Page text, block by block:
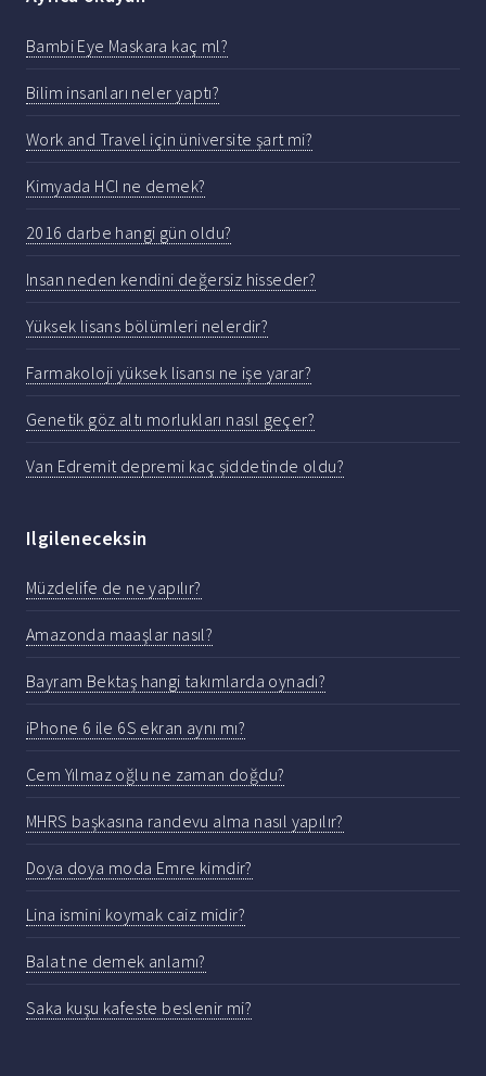
Bambi Eye Maskara kaç ml?
Bilim insanları neler yaptı?
Work and Travel için üniversite şart mi?
Kimyada HCI ne demek?
2016 darbe hangi gün oldu?
Insan neden kendini değersiz hisseder?
Yüksek lisans bölümleri nelerdir?
Farmakoloji yüksek lisansı ne işe yarar?
Genetik göz altı morlukları nasıl geçer?
Van Edremit depremi kaç şiddetinde oldu?
Ilgileneceksin
Müzdelife de ne yapılır?
Amazonda maaşlar nasıl?
Bayram Bektaş hangi takımlarda oynadı?
iPhone 6 ile 6S ekran aynı mı?
Cem Yılmaz oğlu ne zaman doğdu?
MHRS başkasına randevu alma nasıl yapılır?
Doya doya moda Emre kimdir?
Lina ismini koymak caiz midir?
Balat ne demek anlamı?
Saka kuşu kafeste beslenir mi?